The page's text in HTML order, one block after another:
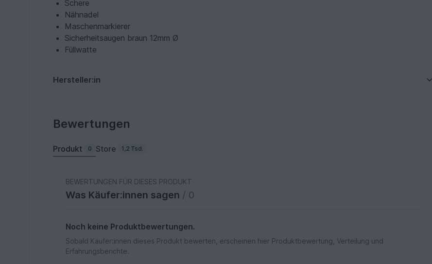
Schere
Nähnadel
Maschenmarkierer
Sicherheitsaugen braun 12mm Ø
Füllwatte
Hersteller:in
Bewertungen
Produkt 0 Store 1,2 Tsd.
BEWERTUNGEN FÜR DIESES PRODUKT
Was Käufer:innen sagen / 0
Noch keine Produktbewertungen.
Sobald Käufer:innen dieses Produkt bewerten, erscheinen hier Produktbewertung, Verteilung und
Erfahrungsberichte.